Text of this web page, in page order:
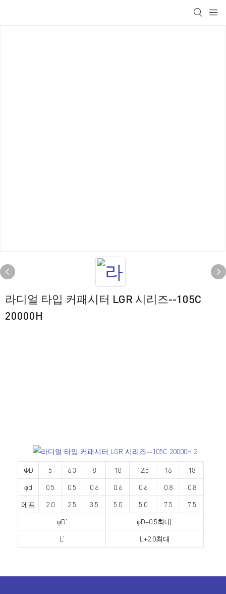
라디얼 타입 커패시터 LGR 시리즈--105C
20000H
ΦD 5 6.3 8 10 12.5 16
18
φd
0.5 0.5 0.6 0.6 0.6 0.8
0.8
에프
2.0 2.5 3.5 5.0 5.0 7.5
7.5
φD’
φD+0.5최대.
L’
L+2.0최대